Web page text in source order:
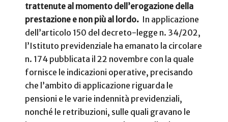
trattenute al momento dell’erogazione della
prestazione e non più al lordo. In applicazione
dell’articolo 150 del decreto-legge n. 34/202,
l’Istituto previdenziale ha emanato la circolare
n. 174 pubblicata il 22 novembre con la quale
fornisce le indicazioni operative, precisando
che l’ambito di applicazione riguarda le
pensioni e le varie indennità previdenziali,
nonché le retribuzioni, sulle quali gravano le